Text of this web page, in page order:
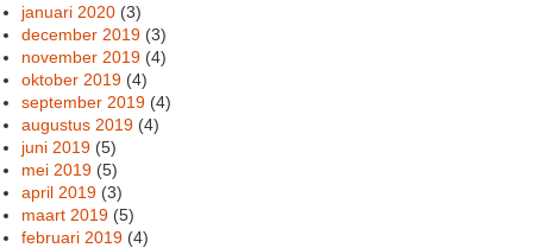
januari 2020 (3)
december 2019 (3)
november 2019 (4)
oktober 2019 (4)
september 2019 (4)
augustus 2019 (4)
juni 2019 (5)
mei 2019 (5)
april 2019 (3)
maart 2019 (5)
februari 2019 (4)